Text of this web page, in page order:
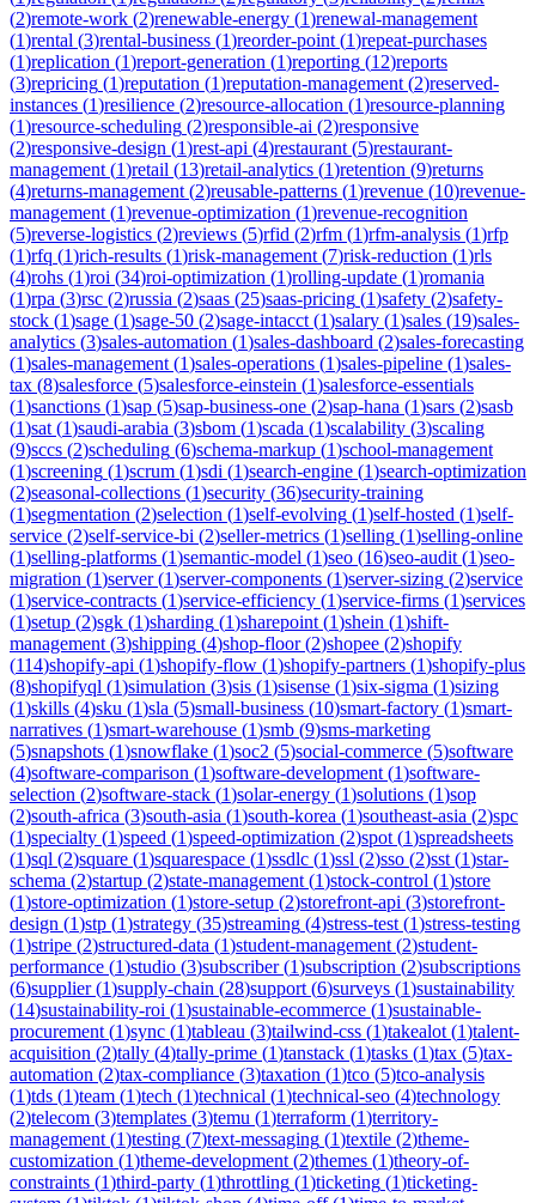
(2)remote-work (2)renewable-energy (1)renewal-management
(1)rental (3)rental-business (1)reorder-point (1)repeat-purchases
(1)replication (1)report-generation (1)reporting (12)reports
(3)repricing (1)reputation (1)reputation-management (2)reserved-
instances (1)resilience (2)resource-allocation (1)resource-planning
(1)resource-scheduling (2)responsible-ai (2)responsive
(2)responsive-design (1)rest-api (4)restaurant (5)restaurant-
management (1)retail (13)retail-analytics (1)retention (9)returns
(4)returns-management (2)reusable-patterns (1)revenue (10)revenue-
management (1)revenue-optimization (1)revenue-recognition
(5)reverse-logistics (2)reviews (5)rfid (2)rfm (1)rfm-analysis (1)rfp
(1)rfq (1)rich-results (1)risk-management (7)risk-reduction (1)rls
(4)rohs (1)roi (34)roi-optimization (1)rolling-update (1)romania
(1)rpa (3)rsc (2)russia (2)saas (25)saas-pricing (1)safety (2)safety-
stock (1)sage (1)sage-50 (2)sage-intacct (1)salary (1)sales (19)sales-
analytics (3)sales-automation (1)sales-dashboard (2)sales-forecasting
(1)sales-management (1)sales-operations (1)sales-pipeline (1)sales-
tax (8)salesforce (5)salesforce-einstein (1)salesforce-essentials
(1)sanctions (1)sap (5)sap-business-one (2)sap-hana (1)sars (2)sasb
(1)sat (1)saudi-arabia (3)sbom (1)scada (1)scalability (3)scaling
(9)sccs (2)scheduling (6)schema-markup (1)school-management
(1)screening (1)scrum (1)sdi (1)search-engine (1)search-optimization
(2)seasonal-collections (1)security (36)security-training
(1)segmentation (2)selection (1)self-evolving (1)self-hosted (1)self-
service (2)self-service-bi (2)seller-metrics (1)selling (1)selling-online
(1)selling-platforms (1)semantic-model (1)seo (16)seo-audit (1)seo-
migration (1)server(1)server-components (1)server-sizing (2)service
(1)service-contracts (1)service-efficiency (1)service-firms (1)services
(1)setup (2)sgk (1)sharding (1)sharepoint (1)shein (1)shift-
management (3)shipping (4)shop-floor(2)shopee (2)shopify
(114)shopify-api (1)shopify-flow (1)shopify-partners (1)shopify-plus
(8)shopifyql (1)simulation (3)sis (1)sisense (1)six-sigma (1)sizing
(1)skills (4)sku (1)sla (5)small-business (10)smart-factory (1)smart-
narratives (1)smart-warehouse (1)smb (9)sms-marketing
(5)snapshots (1)snowflake (1)soc2 (5)social-commerce (5)software
(4)software-comparison (1)software-development (1)software-
selection (2)software-stack (1)solar-energy (1)solutions (1)sop
(2)south-africa (3)south-asia (1)south-korea (1)southeast-asia (2)spc
(1)specialty (1)speed (1)speed-optimization (2)spot (1)spreadsheets
(1)sql (2)square (1)squarespace (1)ssdlc (1)ssl (2)sso (2)sst (1)star-
schema (2)startup (2)state-management (1)stock-control (1)store
(1)store-optimization (1)store-setup (2)storefront-api (3)storefront-
design (1)stp (1)strategy (35)streaming (4)stress-test (1)stress-testing
(1)stripe (2)structured-data (1)student-management (2)student-
performance (1)studio (3)subscriber(1)subscription (2)subscriptions
(6)supplier(1)supply-chain (28)support (6)surveys (1)sustainability
(14)sustainability-roi (1)sustainable-ecommerce (1)sustainable-
procurement (1)sync (1)tableau (3)tailwind-css (1)takealot (1)talent-
acquisition (2)tally (4)tally-prime (1)tanstack (1)tasks (1)tax (5)tax-
automation (2)tax-compliance (3)taxation (1)tco (5)tco-analysis
(1)tds (1)team (1)tech (1)technical (1)technical-seo (4)technology
(2)telecom (3)templates (3)temu (1)terraform (1)territory-
management (1)testing (7)text-messaging (1)textile (2)theme-
customization (1)theme-development (2)themes (1)theory-of-
constraints (1)third-party (1)throttling (1)ticketing (1)ticketing-